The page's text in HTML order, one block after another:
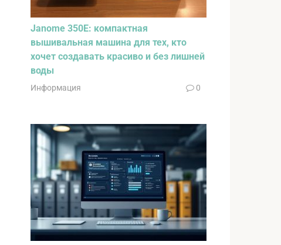
Janome 350E: компактная
вышивальная машина для тех, кто
хочет создавать красиво и без лишней
воды
Информация 0